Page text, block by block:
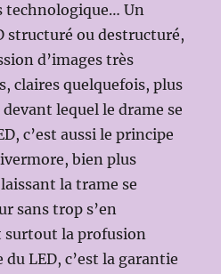
technologique… Un
structuré ou destructuré,
d’images très
claires quelquefois, plus
lequel le drame se
c’est aussi le principe
bien plus
la trame se
sans trop s’en
surtout la profusion
du LED, c’est la garantie